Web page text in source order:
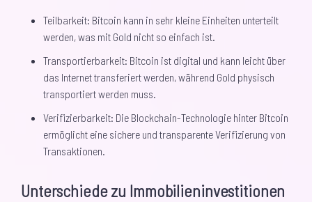
Teilbarkeit: Bitcoin kann in sehr kleine Einheiten unterteilt
werden, was mit Gold nicht so einfach ist.
Transportierbarkeit: Bitcoin ist digital und kann leicht über
das Internet transferiert werden, während Gold physisch
transportiert werden muss.
Verifizierbarkeit: Die Blockchain-Technologie hinter Bitcoin
ermöglicht eine sichere und transparente Verifizierung von
Transaktionen.
Unterschiede zu Immobilieninvestitionen